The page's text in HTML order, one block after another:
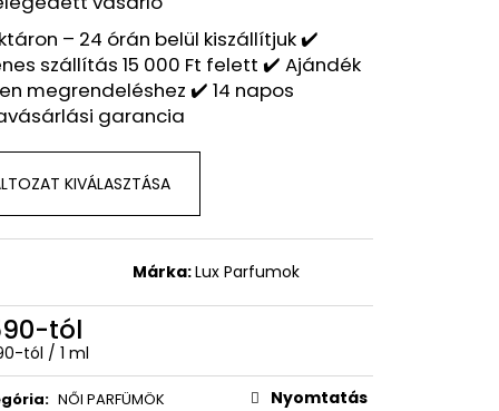
– 24 órán belül kiszállítjuk ✔️
szállítás 15 000 Ft felett ✔️ Ajándék
megrendeléshez ✔️ 14 napos
garancia
KIVÁLASZTÁSA
Márka:Lux Parfumok
-tól
tól / 1 ml
: NŐI PARFÜMÖK
Nyomtatás
– GOOD GIRL BLUSH